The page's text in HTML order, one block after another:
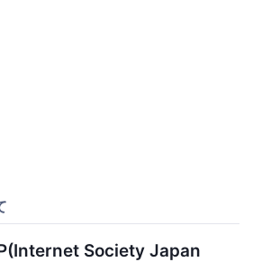
Society Japan